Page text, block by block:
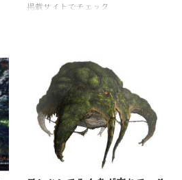
掲載サイトでチェック